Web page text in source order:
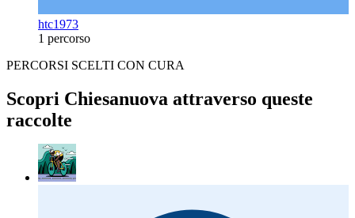
htc1973
1 percorso
PERCORSI SCELTI CON CURA
Scopri Chiesanuova attraverso queste
raccolte